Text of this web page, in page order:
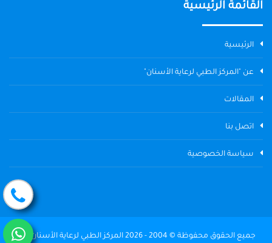
القائمة الرئيسية
الرئيسية
عن "المركز الطبي لرعاية الأسنان"
المقالات
اتصل بنا
سياسة الخصوصية
جميع الحقوق محفوظة © 2004 - 2026 المركز الطبي لرعاية الأسنان The